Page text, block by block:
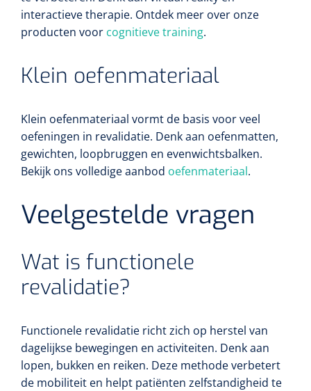
‹ 1 2 3 4 5 6
interactieve therapie. Ontdek meer over onze
producten voor cognitieve training.
Klein oefenmateriaal
Klein oefenmateriaal vormt de basis voor veel
oefeningen in revalidatie. Denk aan oefenmatten,
gewichten, loopbruggen en evenwichtsbalken.
Bekijk ons volledige aanbod oefenmateriaal.
Veelgestelde vragen
Wat is functionele
revalidatie?
Functionele revalidatie richt zich op herstel van
dagelijkse bewegingen en activiteiten. Denk aan
lopen, bukken en reiken. Deze methode verbetert
de mobiliteit en helpt patiënten zelfstandigheid te